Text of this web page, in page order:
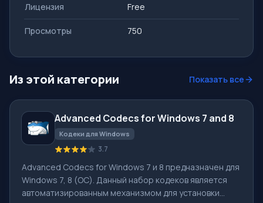
Лицензия Free
Просмотры 750
Из этой категории Показать все
Advanced Codecs for Windows 7 and 8
Кодеки для Windows
3.7
Advanced Codecs for Windows 7 и 8 предназначен для
Windows 7, 8 (ОС). Данный набор кодеков является
автоматизированным механизмом для установки